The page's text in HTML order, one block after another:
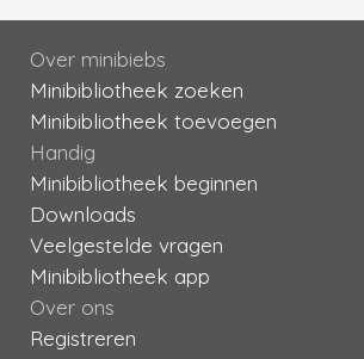
Over minibiebs
Minibibliotheek zoeken
Minibibliotheek toevoegen
Handig
Minibibliotheek beginnen
Downloads
Veelgestelde vragen
Minibibliotheek app
Over ons
Registreren